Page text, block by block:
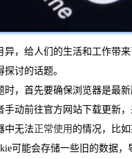
，给人们的生活和工作带
讨的话题。
，首先要确保浏览器是最
手动前往官方网站下载更新，
中无法正常使用 的情况，比
可能会存储一些旧的数据